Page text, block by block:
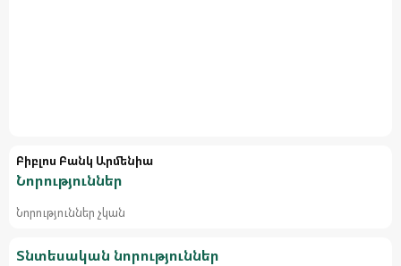
Բիբլոս Բանկ Արմենիա
Նորություններ
Նորություններ չկան
Տնտեսական նորություններ